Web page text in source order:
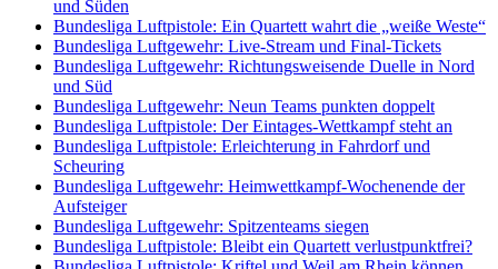
und Süden
Bundesliga Luftpistole: Ein Quartett wahrt die „weiße Weste“
Bundesliga Luftgewehr: Live-Stream und Final-Tickets
Bundesliga Luftgewehr: Richtungsweisende Duelle in Nord
und Süd
Bundesliga Luftgewehr: Neun Teams punkten doppelt
Bundesliga Luftpistole: Der Eintages-Wettkampf steht an
Bundesliga Luftpistole: Erleichterung in Fahrdorf und
Scheuring
Bundesliga Luftgewehr: Heimwettkampf-Wochenende der
Aufsteiger
Bundesliga Luftgewehr: Spitzenteams siegen
Bundesliga Luftpistole: Bleibt ein Quartett verlustpunktfrei?